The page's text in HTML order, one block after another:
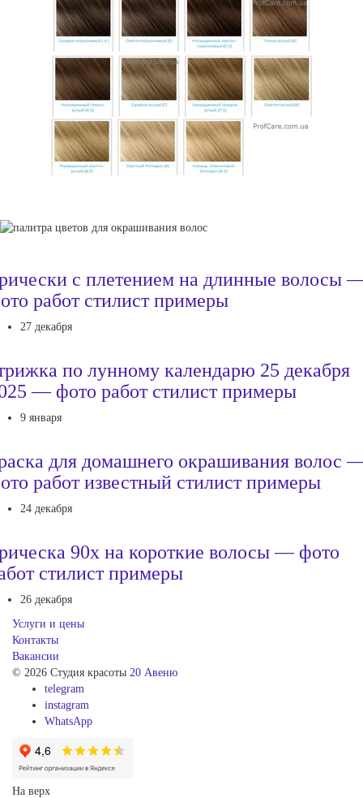
с плетением на длинные волосы
работ стилист примеры
27 декабря
по лунному календарю 25 декабря
— фото работ стилист примеры
9 января
для домашнего окрашивания волос
работ известный стилист примеры
24 декабря
90х на короткие волосы — фото
стилист примеры
26 декабря
Услуги и цены
Контакты
Вакансии
© 2026 Студия красоты 20 Авеню
telegram
instagram
WhatsApp
На верх